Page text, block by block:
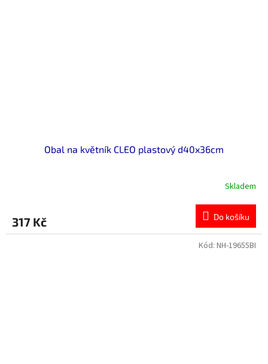
Obal na květník CLEO plastový d40x36cm
Skladem
317 Kč Do košíku
Kód: NH-19655BI